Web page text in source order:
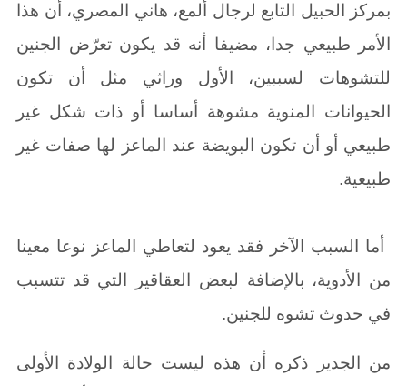
بمركز الحبيل التابع لرجال ألمع، هاني المصري، أن هذا
الأمر طبيعي جدا، مضيفا أنه قد يكون تعرّض الجنين
للتشوهات لسببين، الأول وراثي مثل أن تكون
الحيوانات المنوية مشوهة أساسا أو ذات شكل غير
طبيعي أو أن تكون البويضة عند الماعز لها صفات غير
طبيعية.
أما السبب الآخر فقد يعود لتعاطي الماعز نوعا معينا
من الأدوية، بالإضافة لبعض العقاقير التي قد تتسبب
في حدوث تشوه للجنين.
من الجدير ذكره أن هذه ليست حالة الولادة الأولى